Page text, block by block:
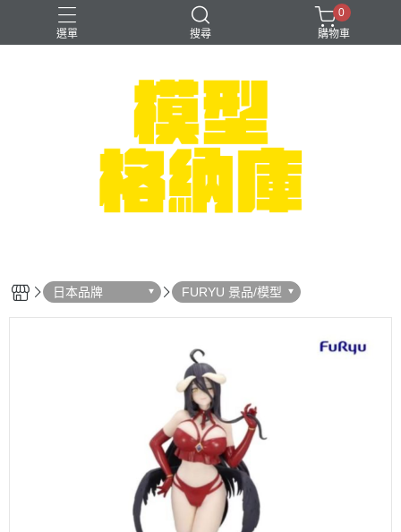
選單 搜尋
可以色色
崩壞：星穹鐵道
0
購物車
日本品牌 FURYU 景品/模型